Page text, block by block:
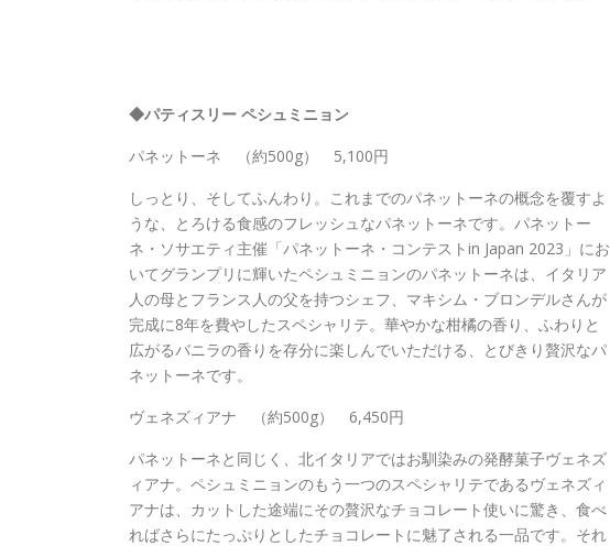
◆パティスリー ペシュミニョン
パネットーネ （約500g） 5,100円
しっとり、そしてふんわり。これまでのパネットーネの概念を覆すよ
うな、とろける食感のフレッシュなパネットーネです。パネットー
ネ・ソサエティ主催「パネットーネ・コンテストin Japan 2023」にお
いてグランプリに輝いたペシュミニョンのパネットーネは、イタリア
人の母とフランス人の父を持つシェフ、マキシム・ブロンデルさんが
完成に8年を費やしたスペシャリテ。華やかな柑橘の香り、ふわりと
広がるバニラの香りを存分に楽しんでいただける、とびきり贅沢なパ
ネットーネです。
ヴェネズィアナ （約500g） 6,450円
パネットーネと同じく、北イタリアではお馴染みの発酵菓子ヴェネズ
ィアナ。ペシュミニョンのもう一つのスペシャリテであるヴェネズィ
アナは、カットした途端にその贅沢なチョコレート使いに驚き、食べ
ればさらにたっぷりとしたチョコレートに魅了される一品です。それ